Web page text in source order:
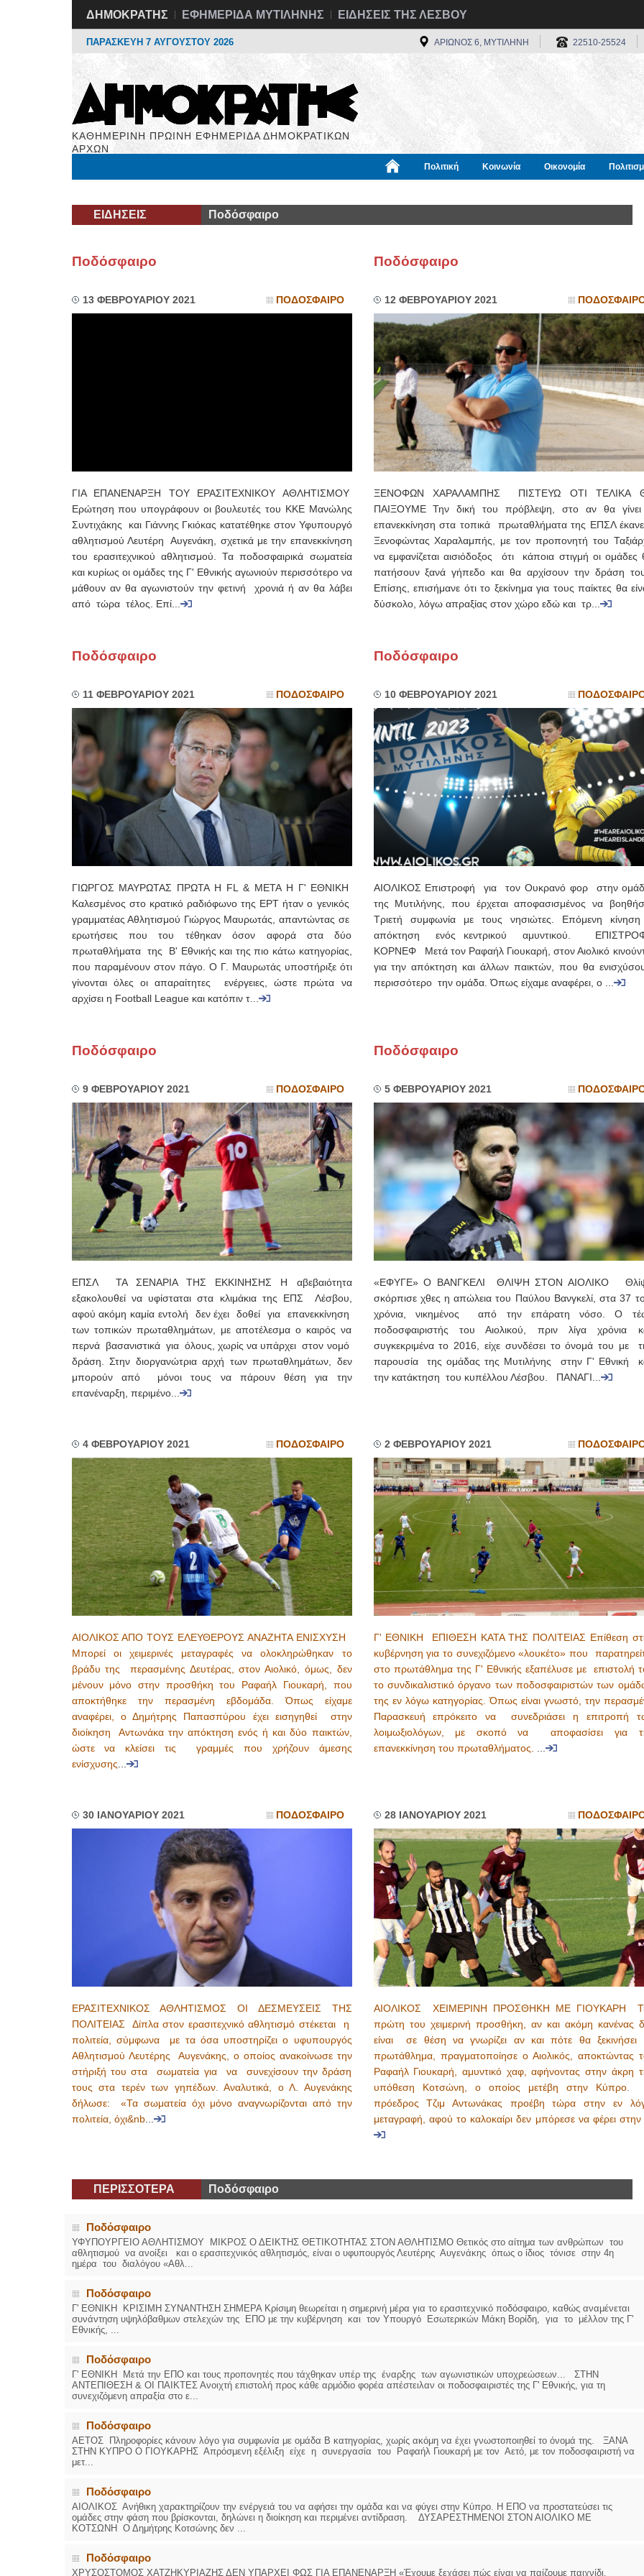
ΔΗΜΟΚΡΑΤΗΣ ΕΦΗΜΕΡΙΔΑ ΜΥΤΙΛΗΝΗΣ ΕΙΔΗΣΕΙΣ ΤΗΣ ΛΕΣΒΟΥ
ΠΑΡΑΣΚΕΥΗ 7 ΑΥΓΟΥΣΤΟΥ 2026 ΑΡΙΩΝΟΣ 6, ΜΥΤΙΛΗΝΗ 22510-25524
ΚΑΘΗΜΕΡΙΝΗ ΠΡΩΙΝΗ ΕΦΗΜΕΡΙΔΑ ΔΗΜΟΚΡΑΤΙΚΩΝ
ΑΡΧΩΝ
Πολιτική Κοινωνία Οικονομία
ΕΙΔΗΣΕΙΣ Ποδόσφαιρο
Ποδόσφαιρο
13 ΦΕΒΡΟΥΑΡΙΟΥ 2021 ΠΟΔΟΣΦΑΙΡΟ
ΓΙΑ ΕΠΑΝΕΝΑΡΞΗ ΤΟΥ ΕΡΑΣΙΤΕΧΝΙΚΟΥ ΑΘΛΗΤΙΣΜΟΥ
Ερώτηση που υπογράφουν οι βουλευτές του ΚΚΕ Μανώλης
Συντιχάκης και Γιάννης Γκιόκας κατατέθηκε στον Υφυπουργό
αθλητισμού Λευτέρη Αυγενάκη, σχετικά με την επανεκκίνηση
του ερασιτεχνικού αθλητισμού. Τα ποδοσφαιρικά σωματεία
και κυρίως οι ομάδες της Γ' Εθνικής αγωνιούν περισσότερο να
μάθουν αν θα αγωνιστούν την φετινή χρονιά ή αν θα λάβει
από τώρα τέλος. Επί...
Ποδόσφαιρο
12 ΦΕΒΡΟΥΑΡΙΟΥ 2021
ΞΕΝΟΦΩΝ ΧΑΡΑΛΑΜΠΗΣ ΠΙΣΤΕΥΩ ΟΤΙ ΤΕΛΙΚΑ
ΠΑΙΞΟΥΜΕ Την δική του πρόβλεψη, στο αν θα
επανεκκίνηση στα τοπικά πρωταθλήματα της ΕΠΣΛ
Ξενοφώντας Χαραλαμπής, με τον προπονητή του
να εμφανίζεται αισιόδοξος ότι κάποια στιγμή οι ομάδες
πατήσουν ξανά γήπεδο και θα αρχίσουν την δράση
Επίσης, επισήμανε ότι το ξεκίνημα για τους παίκτες θα
δύσκολο, λόγω απραξίας στον χώρο εδώ και τρ...
Ποδόσφαιρο
11 ΦΕΒΡΟΥΑΡΙΟΥ 2021 ΠΟΔΟΣΦΑΙΡΟ
ΓΙΩΡΓΟΣ ΜΑΥΡΩΤΑΣ ΠΡΩΤΑ Η FL & ΜΕΤΑ Η Γ' ΕΘΝΙΚΗ
Καλεσμένος στο κρατικό ραδιόφωνο της ΕΡΤ ήταν ο γενικός
γραμματέας Αθλητισμού Γιώργος Μαυρωτάς, απαντώντας σε
ερωτήσεις που του τέθηκαν όσον αφορά στα δύο
πρωταθλήματα της Β' Εθνικής και της πιο κάτω κατηγορίας,
που παραμένουν στον πάγο. Ο Γ. Μαυρωτάς υποστήριξε ότι
γίνονται όλες οι απαραίτητες ενέργειες, ώστε πρώτα να
αρχίσει η Football League και κατόπιν τ...
Ποδόσφαιρο
10 ΦΕΒΡΟΥΑΡΙΟΥ 2021
ΑΙΟΛΙΚΟΣ Επιστροφή για τον Ουκρανό φορ στην
της Μυτιλήνης, που έρχεται αποφασισμένος να
Τριετή συμφωνία με τους νησιώτες. Επόμενη
απόκτηση ενός κεντρικού αμυντικού.
ΚΟΡΝΕΦ Μετά τον Ραφαήλ Γιουκαρή, στον Αιολικό
για την απόκτηση και άλλων παικτών, που θα
περισσότερο την ομάδα. Όπως είχαμε αναφέρει, ο ...
Ποδόσφαιρο
9 ΦΕΒΡΟΥΑΡΙΟΥ 2021 ΠΟΔΟΣΦΑΙΡΟ
ΕΠΣΛ ΤΑ ΣΕΝΑΡΙΑ ΤΗΣ ΕΚΚΙΝΗΣΗΣ Η αβεβαιότητα
εξακολουθεί να υφίσταται στα κλιμάκια της ΕΠΣ Λέσβου,
αφού ακόμη καμία εντολή δεν έχει δοθεί για επανεκκίνηση
των τοπικών πρωταθλημάτων, με αποτέλεσμα ο καιρός να
περνά βασανιστικά για όλους, χωρίς να υπάρχει στον νομό
δράση. Στην διοργανώτρια αρχή των πρωταθλημάτων, δεν
μπορούν από μόνοι τους να πάρουν θέση για την
επανέναρξη, περιμένο...
Ποδόσφαιρο
5 ΦΕΒΡΟΥΑΡΙΟΥ 2021
«ΕΦΥΓΕ» Ο ΒΑΝΓΚΕΛΙ ΘΛΙΨΗ ΣΤΟΝ ΑΙΟΛΙΚΟ
σκόρπισε χθες η απώλεια του Παύλου Βανγκελί, στα 37
χρόνια, νικημένος από την επάρατη νόσο. Ο
ποδοσφαιριστής του Αιολικού, πριν λίγα χρόνια
συγκεκριμένα το 2016, είχε συνδέσει το όνομά του με
παρουσία της ομάδας της Μυτιλήνης στην Γ' Εθνική
την κατάκτηση του κυπέλλου Λέσβου. ΠΑΝΑΓΙ...
4 ΦΕΒΡΟΥΑΡΙΟΥ 2021 ΠΟΔΟΣΦΑΙΡΟ
ΑΙΟΛΙΚΟΣ ΑΠΟ ΤΟΥΣ ΕΛΕΥΘΕΡΟΥΣ ΑΝΑΖΗΤΑ ΕΝΙΣΧΥΣΗ
Μπορεί οι χειμερινές μεταγραφές να ολοκληρώθηκαν το
βράδυ της περασμένης Δευτέρας, στον Αιολικό, όμως, δεν
μένουν μόνο στην προσθήκη του Ραφαήλ Γιουκαρή, που
αποκτήθηκε την περασμένη εβδομάδα. Όπως είχαμε
αναφέρει, ο Δημήτρης Παπασπύρου έχει εισηγηθεί στην
διοίκηση Αντωνάκα την απόκτηση ενός ή και δύο παικτών,
ώστε να κλείσει τις γραμμές που χρήζουν άμεσης
ενίσχυσης...
2 ΦΕΒΡΟΥΑΡΙΟΥ 2021
Γ' ΕΘΝΙΚΗ ΕΠΙΘΕΣΗ ΚΑΤΑ ΤΗΣ ΠΟΛΙΤΕΙΑΣ Επίθεση
κυβέρνηση για το συνεχιζόμενο «λουκέτο» που
στο πρωτάθλημα της Γ' Εθνικής εξαπέλυσε με επιστολή
το συνδικαλιστικό όργανο των ποδοσφαιριστών των
της εν λόγω κατηγορίας. Όπως είναι γνωστό, την
Παρασκευή επρόκειτο να συνεδριάσει η επιτροπή
λοιμωξιολόγων, με σκοπό να αποφασίσει για
επανεκκίνηση του πρωταθλήματος. ...
30 ΙΑΝΟΥΑΡΙΟΥ 2021 ΠΟΔΟΣΦΑΙΡΟ
ΕΡΑΣΙΤΕΧΝΙΚΟΣ ΑΘΛΗΤΙΣΜΟΣ ΟΙ ΔΕΣΜΕΥΣΕΙΣ ΤΗΣ
ΠΟΛΙΤΕΙΑΣ Δίπλα στον ερασιτεχνικό αθλητισμό στέκεται η
πολιτεία, σύμφωνα με τα όσα υποστηρίζει ο υφυπουργός
Αθλητισμού Λευτέρης Αυγενάκης, ο οποίος ανακοίνωσε την
στήριξή του στα σωματεία για να συνεχίσουν την δράση
τους στα τερέν των γηπέδων. Αναλυτικά, ο Λ. Αυγενάκης
δήλωσε: «Τα σωματεία όχι μόνο αναγνωρίζονται από την
πολιτεία, όχι&nb...
28 ΙΑΝΟΥΑΡΙΟΥ 2021
ΑΙΟΛΙΚΟΣ ΧΕΙΜΕΡΙΝΗ ΠΡΟΣΘΗΚΗ ΜΕ ΓΙΟΥΚΑΡΗ
πρώτη του χειμερινή προσθήκη, αν και ακόμη κανένας
είναι σε θέση να γνωρίζει αν και πότε θα ξεκινήσει
πρωτάθλημα, πραγματοποίησε ο Αιολικός, αποκτώντας
Ραφαήλ Γιουκαρή, αμυντικό χαφ, αφήνοντας στην άκρη
υπόθεση Κοτσώνη, ο οποίος μετέβη στην
πρόεδρος Τζιμ Αντωνάκας προέβη τώρα στην εν
μεταγραφή, αφού το καλοκαίρι δεν μπόρεσε να φέρει στην
ΠΕΡΙΣΣΟΤΕΡΑ Ποδόσφαιρο
Ποδόσφαιρο
ΥΦΥΠΟΥΡΓΕΙΟ ΑΘΛΗΤΙΣΜΟΥ ΜΙΚΡΟΣ Ο ΔΕΙΚΤΗΣ ΘΕΤΙΚΟΤΗΤΑΣ ΣΤΟΝ ΑΘΛΗΤΙΣΜΟ Θετικός στο αίτημα των ανθρώπων του
αθλητισμού να ανοίξει και ο ερασιτεχνικός αθλητισμός, είναι ο υφυπουργός Λευτέρης Αυγενάκης όπως ο ίδιος τόνισε στην 4η
ημέρα του διαλόγου «Αθλ...
Ποδόσφαιρο
Γ' ΕΘΝΙΚΗ ΚΡΙΣΙΜΗ ΣΥΝΑΝΤΗΣΗ ΣΗΜΕΡΑ Κρίσιμη θεωρείται η σημερινή μέρα για το ερασιτεχνικό ποδόσφαιρο, καθώς αναμένεται
συνάντηση υψηλόβαθμων στελεχών της ΕΠΟ με την κυβέρνηση και τον Υπουργό Εσωτερικών Μάκη Βορίδη, για το μέλλον της Γ'
Εθνικής, ...
Ποδόσφαιρο
Γ' ΕΘΝΙΚΗ Μετά την ΕΠΟ και τους προπονητές που τάχθηκαν υπέρ της έναρξης των αγωνιστικών υποχρεώσεων... ΣΤΗΝ
ΑΝΤΕΠΙΘΕΣΗ & ΟΙ ΠΑΙΚΤΕΣ Ανοιχτή επιστολή προς κάθε αρμόδιο φορέα απέστειλαν οι ποδοσφαιριστές της Γ' Εθνικής, για τη
συνεχιζόμενη απραξία στο ε...
Ποδόσφαιρο
ΑΕΤΟΣ Πληροφορίες κάνουν λόγο για συμφωνία με ομάδα Β κατηγορίας, χωρίς ακόμη να έχει γνωστοποιηθεί το όνομά της. ΞΑΝΑ
ΣΤΗΝ ΚΥΠΡΟ Ο ΓΙΟΥΚΑΡΗΣ Απρόσμενη εξέλιξη είχε η συνεργασία του Ραφαήλ Γιουκαρή με τον Αετό, με τον ποδοσφαιριστή να
μετ...
Ποδόσφαιρο
ΑΙΟΛΙΚΟΣ Ανήθικη χαρακτηρίζουν την ενέργειά του να αφήσει την ομάδα και να φύγει στην Κύπρο. Η ΕΠΟ να προστατεύσει τις
ομάδες στην φάση που βρίσκονται, δηλώνει η διοίκηση και περιμένει αντίδραση. ΔΥΣΑΡΕΣΤΗΜΕΝΟΙ ΣΤΟΝ ΑΙΟΛΙΚΟ ΜΕ
ΚΟΤΣΩΝΗ Ο Δημήτρης Κοτσώνης δεν ...
Ποδόσφαιρο
ΧΡΥΣΟΣΤΟΜΟΣ ΧΑΤΖΗΚΥΡΙΑΖΗΣ ΔΕΝ ΥΠΑΡΧΕΙ ΦΩΣ ΓΙΑ ΕΠΑΝΕΝΑΡΞΗ «Έχουμε ξεχάσει πώς είναι να παίζουμε παιχνίδι.
ΧΕΙΡΟΥΡΓΟΣ
ΟΦΘΑΛΜΙΑΤΡΟΣ
Διδάκτωρ Ιατρικής Σχολής
Πανεπιστημίου Αθηνών
Καλλιπόλεως 3,Νέα Σμύρνη,
τηλ:210-9320215
Καβέτσου 10, Μυτιλήνη, τηλ:
2251038065
Χειρουργός Ωτορινολαρυγγολόγος
Έλενα Μπούμπα
Στρατιωτικός Ιατρός
Διδ.Παν.Αθηνών
Διπλωματούχος Ευρ.Ακαδημίας
Πάρνηθας 95-97 Αχαρναί
email- elenboumpa@gmail.com